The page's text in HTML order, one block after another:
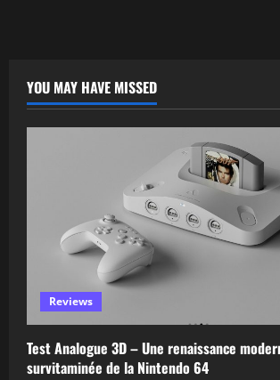
YOU MAY HAVE MISSED
Reviews
Test Analogue 3D – Une renaissance
survitaminée de la Nintendo 64